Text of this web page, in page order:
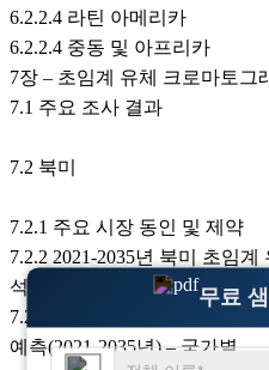
무료
6.2.2.4 라틴 아메리카
6.2.2.4 중동 및 아프리카
7장 – 초임계 유체 크로마토그
7.1 주요 조사 결과
7.2 북미
7.2.1 주요 시장 동인 및 제약
7.2.2 2021-2035년 북미 초임
석, 통찰력 및 예측 – 모든 부문
7.2.3 북미 초임계 유체 크로마
예측(2021-2035년) – 국가별